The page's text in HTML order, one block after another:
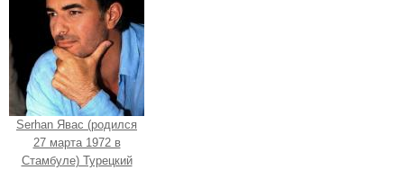
Serhan Явас (родился
27 марта 1972 в
Стамбуле) Турецкий